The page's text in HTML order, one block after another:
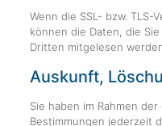
Wenn die SSL- bzw. TLS-
können die Daten, die
Dritten mitgelesen
Auskunft,
Sie haben im Rahmen
Bestimmungen jederzeit